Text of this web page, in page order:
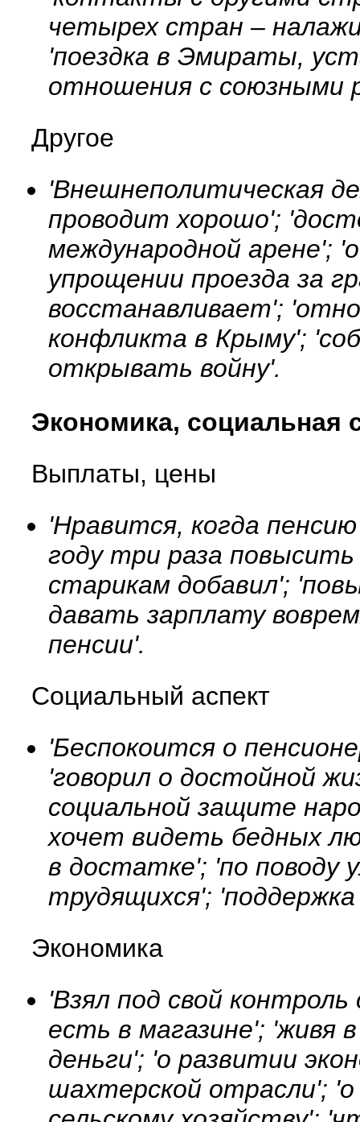
четырех стран –
'поездка в Эмираты,
отношения с союзными
Другое
'Внешнеполитическая
проводит хорошо';
международной арене';
упрощении проезда за
восстанавливает';
конфликта в Крыму';
открывать войну'.
Экономика, социальная
Выплаты, цены
'Нравится, когда
году три раза
старикам добавил';
давать зарплату
пенсии'.
Социальный аспект
'Беспокоится о
'говорил о достойной
социальной защите
хочет видеть бедных
в достатке'; 'по поводу
трудящихся';
Экономика
'Взял под свой
есть в магазине'; 'живя
деньги'; 'о развитии
шахтерской отрасли';